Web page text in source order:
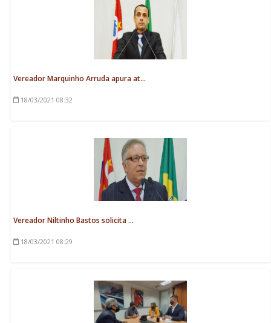
Vereador Marquinho Arruda apura at...
18/03/2021 08:32
Vereador Niltinho Bastos solicita ...
18/03/2021 08:29